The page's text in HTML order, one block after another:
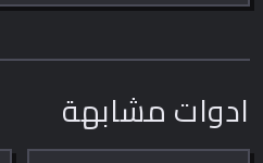
ادوات مشابهة